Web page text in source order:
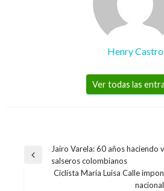
Henry Castro
Ver todas las
Navegación
Entrada
Jairo Varela: 60 años haciendo
salseros colombianos
Ciclista Maria Luisa Calle